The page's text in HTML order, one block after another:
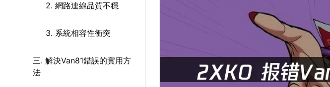
2. 網路連線品質不穩
3. 系統相容性衝突
三. 解決Van81錯誤的實用方
法